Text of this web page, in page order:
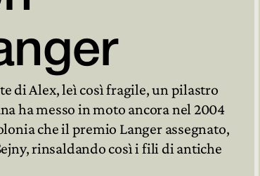
di Alex, leì così fragile, un pilastro
ha messo in moto ancora nel 2004
che il premio Langer assegnato,
rinsaldando così i fili di antiche